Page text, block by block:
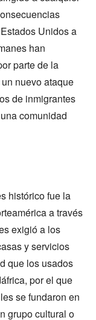
Unidos a
han
parte de la
nuevo ataque
de inmigrantes
comunidad
histórico fue la
a través
exigió a los
y servicios
que los usados
por el que
se fundaron en
grupo cultural o